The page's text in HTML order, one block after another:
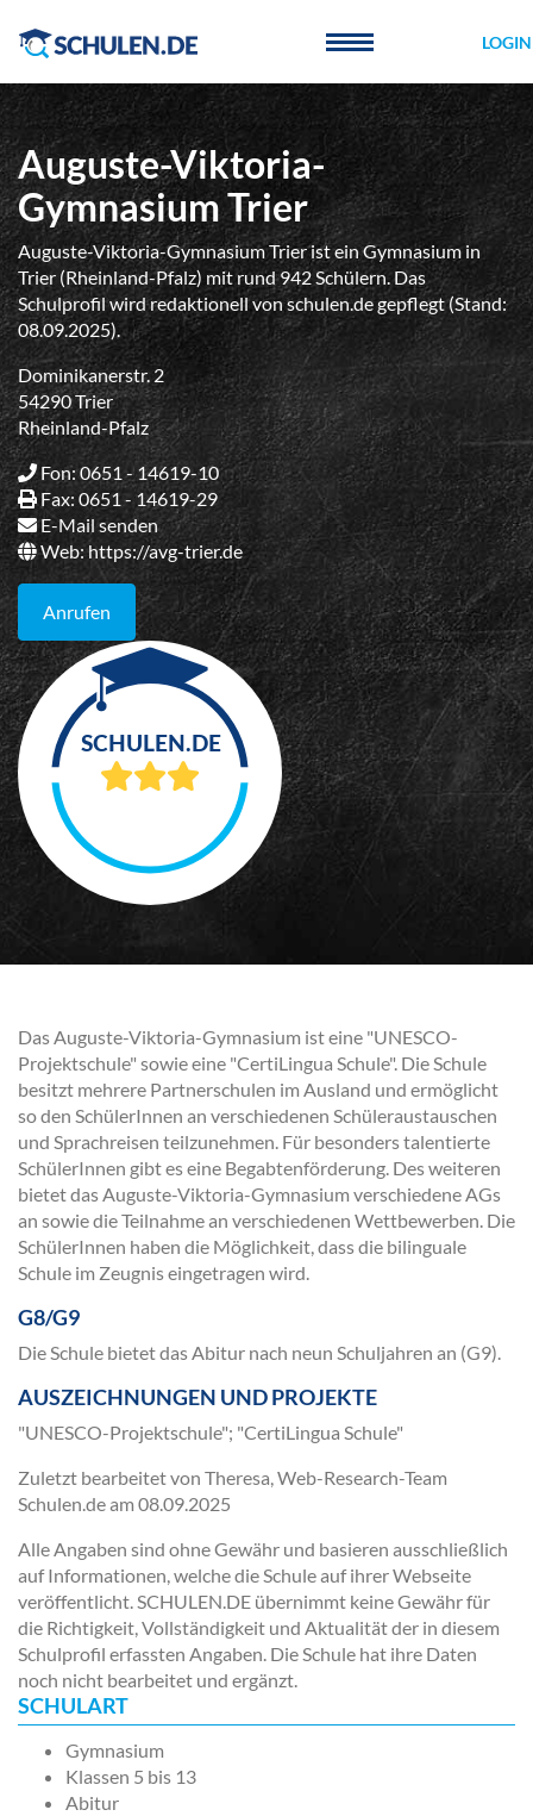
LOGIN
Auguste-Viktoria-
Gymnasium Trier
Auguste-Viktoria-Gymnasium Trier ist ein Gymnasium in
Trier (Rheinland-Pfalz) mit rund 942 Schülern. Das
Schulprofil wird redaktionell von schulen.de gepflegt (Stand:
08.09.2025).
Dominikanerstr. 2
54290 Trier
Rheinland-Pfalz
Fon: 0651 - 14619-10
Fax: 0651 - 14619-29
E-Mail senden
Web:https://avg-trier.de
Anrufen
Das Auguste-Viktoria-Gymnasium ist eine "UNESCO-
Projektschule" sowie eine "CertiLingua Schule". Die Schule
besitzt mehrere Partnerschulen im Ausland und ermöglicht
so den SchülerInnen an verschiedenen Schüleraustauschen
und Sprachreisen teilzunehmen. Für besonders talentierte
SchülerInnen gibt es eine Begabtenförderung. Des weiteren
bietet das Auguste-Viktoria-Gymnasium verschiedene AGs
an sowie die Teilnahme an verschiedenen Wettbewerben. Die
SchülerInnen haben die Möglichkeit, dass die bilinguale
Schule im Zeugnis eingetragen wird.
G8/G9
Die Schule bietet das Abitur nach neun Schuljahren an (G9).
AUSZEICHNUNGEN UND PROJEKTE
"UNESCO-Projektschule"; "CertiLingua Schule"
Zuletzt bearbeitet von Theresa, Web-Research-Team
Schulen.de am 08.09.2025
Alle Angaben sind ohne Gewähr und basieren ausschließlich
auf Informationen, welche die Schule auf ihrer Webseite
veröffentlicht. SCHULEN.DE übernimmt keine Gewähr für
die Richtigkeit, Vollständigkeit und Aktualität der in diesem
Schulprofil erfassten Angaben. Die Schule hat ihre Daten
noch nicht bearbeitet und ergänzt.
SCHULART
Gymnasium
Klassen 5 bis 13
Abitur